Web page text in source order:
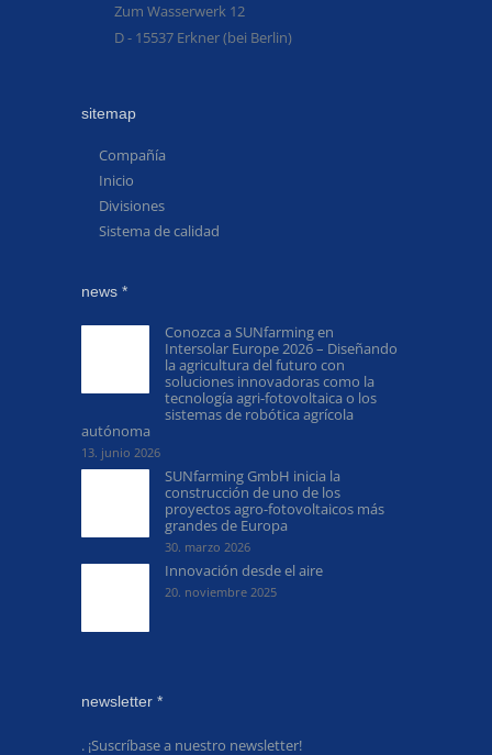
Zum Wasserwerk 12
D - 15537 Erkner (bei Berlin)
sitemap
Compañía
Inicio
Divisiones
Sistema de calidad
news *
Conozca a SUNfarming en
Intersolar Europe 2026 – Diseñando
la agricultura del futuro con
soluciones innovadoras como la
tecnología agri-fotovoltaica o los
sistemas de robótica agrícola
autónoma
13. junio 2026
SUNfarming GmbH inicia la
construcción de uno de los
proyectos agro-fotovoltaicos más
grandes de Europa
30. marzo 2026
Innovación desde el aire
20. noviembre 2025
newsletter *
. ¡Suscríbase a nuestro newsletter!